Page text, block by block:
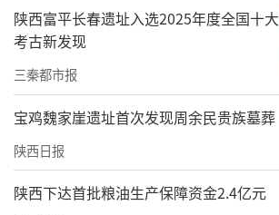
陕西富平长春遗址入选2025年度全国十大
考古新发现
三秦都市报
宝鸡魏家崖遗址首次发现周余民贵族墓葬
陕西日报
陕西下达首批粮油生产保障资金2.4亿元